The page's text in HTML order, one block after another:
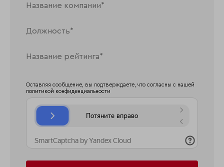
Оставляя сообщение, вы подтверждаете, что согласны с нашей
политикой конфиденциальности